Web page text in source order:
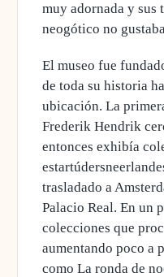
muy adornada y sus
neogótico no
El museo fue
de toda su historia
ubicación. La
Frederik Hendrik
entonces exhibía
trasladado a
Palacio Real. En un
colecciones que
aumentando poco a
como La ronda de